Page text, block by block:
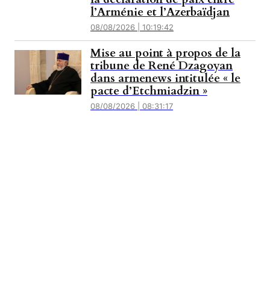
l’Arménie et l’Azerbaïdjan
08/08/2026 | 10:19:42
Mise au point à propos de la
tribune de René Dzagoyan
dans armenews intitulée « le
pacte d’Etchmiadzin »
08/08/2026 | 08:31:17